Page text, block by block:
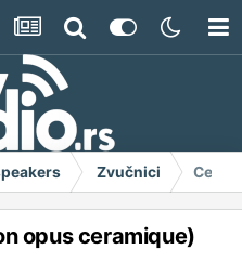
Zvučnici
opus ceramique)